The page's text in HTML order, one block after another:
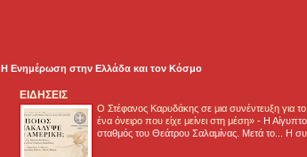
Η Ενημέρωση στην Ελλάδα και τoν Κόσμο
ΕΙΔΗΣΕΙΣ
Ο Στέφανος Καρυδάκης σε μια συνέντευξη για
ένα όνειρο που είχε μείνει στη μέση» - Η
σταθμός του Θεάτρου Σαλαμίνας. Μετά το... Η